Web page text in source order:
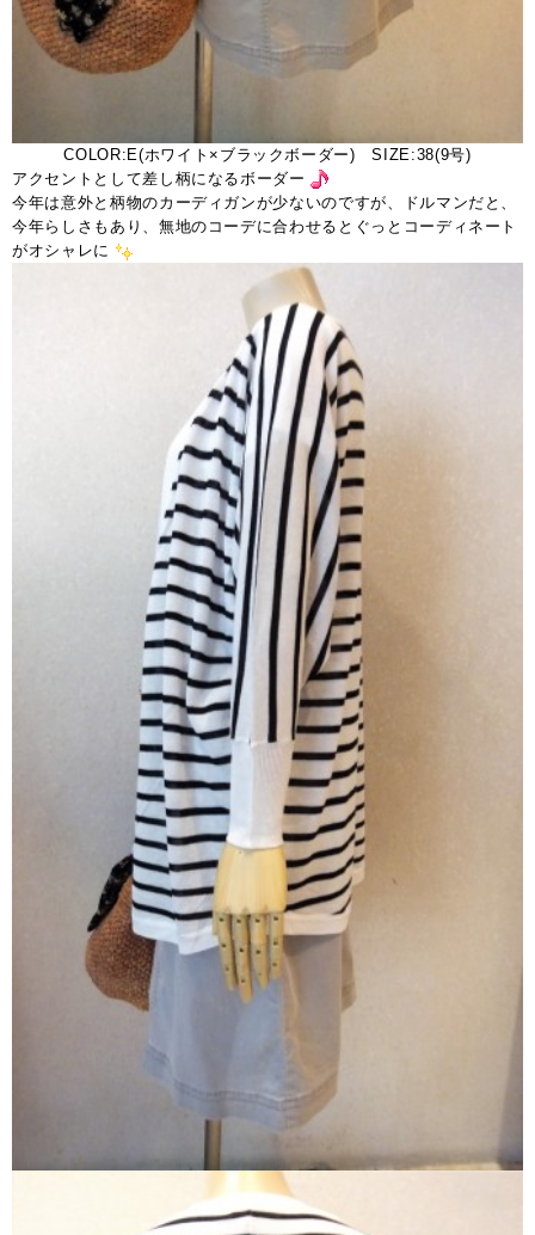
COLOR:E(ホワイト×ブラックボーダー) SIZE:38(9号)
アクセントとして差し柄になるボーダー
今年は意外と柄物のカーディガンが少ないのですが、ドルマンだと、
今年らしさもあり、無地のコーデに合わせるとぐっとコーディネート
がオシャレに